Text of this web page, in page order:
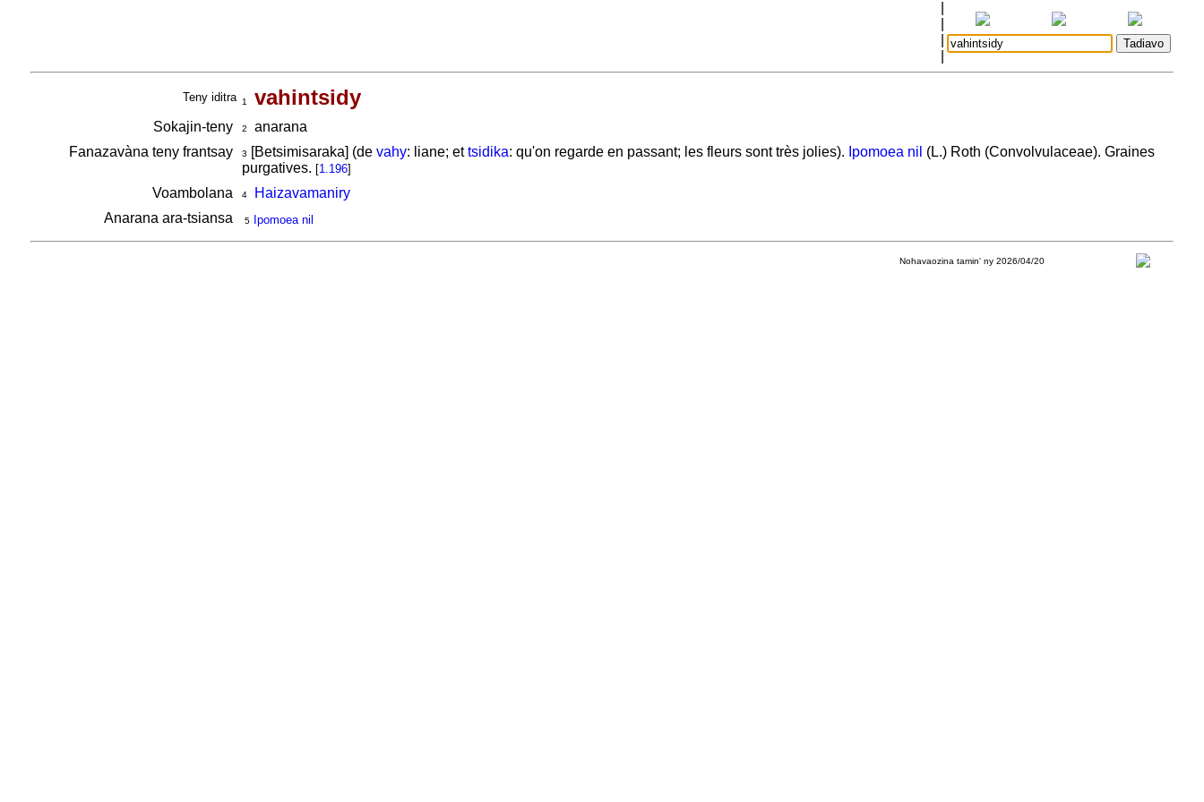
Teny iditra 1 vahintsidy
Sokajin-teny 2
anarana
Fanazavàna teny frantsay
3 [Betsimisaraka] (de vahy: liane; ettsidika: qu'on regarde en passant; les fleurs sont très jolies). Ipomoea nil (L.) Roth (Convolvulaceae). Graines
purgatives. [1.196]
Voambolana 4
Haizavamaniry
Anarana ara-tsiansa
5 Ipomoea nil
Nohavaozina tamin' ny 2026/04/20